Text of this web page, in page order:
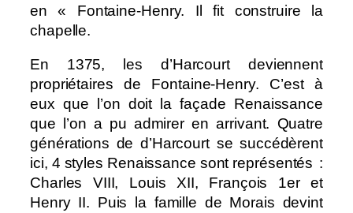
en « Fontaine-Henry. Il fit construire la
chapelle.
En 1375, les d’Harcourt deviennent
propriétaires de Fontaine-Henry. C’est à
eux que l’on doit la façade Renaissance
que l’on a pu admirer en arrivant. Quatre
générations de d’Harcourt se succédèrent
ici, 4 styles Renaissance sont représentés :
Charles VIII, Louis XII, François 1er et
Henry II. Puis la famille de Morais devint